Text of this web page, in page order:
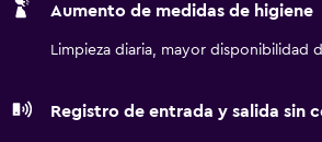
Aumento de medidas de higiene
Limpieza diaria, mayor disponibilidad
Registro de entrada y salida sin